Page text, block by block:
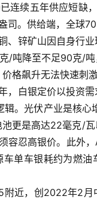
连续五年供应短缺
。供给端，全球
、锌矿山因自身行
/吨降至不足90克/
格飙升无法快速刺激
白银定价以投资需
。光伏产业是核心
更是高达22毫克/
容忍高银价。此外
单车银耗约为燃
近，创2022年2月